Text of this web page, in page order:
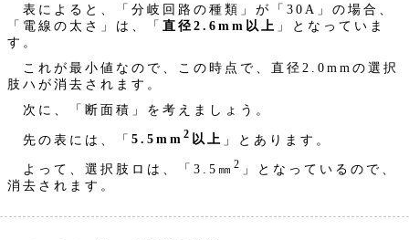
表によると、「分岐回路の種類」が「30A」の場合、
「電線の太さ」は、「 直径2.6mm以上 」となっていま
す。
これが最小値なので、この時点で、直径2.0mmの選択
肢ハが消去されます。
次に、「断面積」を考えましょう。
先の表には、「 5.5mm 2 以上 」とあります。
よって、選択肢ロは、「3.5㎜ 2 」となっているので、
消去されます。